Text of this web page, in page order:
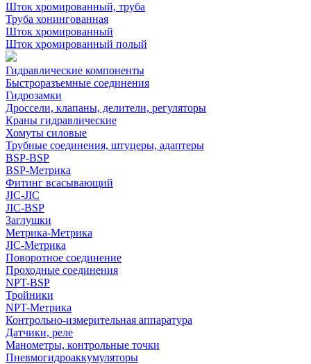
Шток хромированный, труба
Труба хонингованная
Шток хромированный
Шток хромированный полый
Гидравлические компоненты
Быстроразъемные соединения
Гидрозамки
Дроссели, клапаны, делители, регуляторы
Краны гидравлические
Хомуты силовые
Трубные соединения, штуцеры, адаптеры
BSP-BSP
BSP-Метрика
Фитинг всасывающий
JIC-JIC
JIC-BSP
Заглушки
Метрика-Метрика
JIC-Метрика
Поворотное соединение
Проходные соединения
NPT-BSP
Тройники
NPT-Метрика
Контрольно-измерительная аппаратура
Датчики, реле
Манометры, контрольные точки
Пневмогидроаккумуляторы